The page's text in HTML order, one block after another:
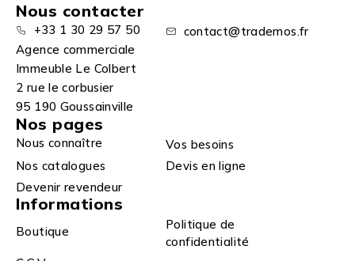
Nous contacter
+33 1 30 29 57 50
contact@trademos.fr
Agence commerciale
Immeuble Le Colbert
2 rue le corbusier
95 190 Goussainville
Nos pages
Nous connaître
Vos besoins
Nos catalogues
Devis en ligne
Devenir revendeur
Informations
Boutique
Politique de
confidentialité